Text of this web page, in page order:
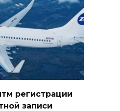
регистрации
записи